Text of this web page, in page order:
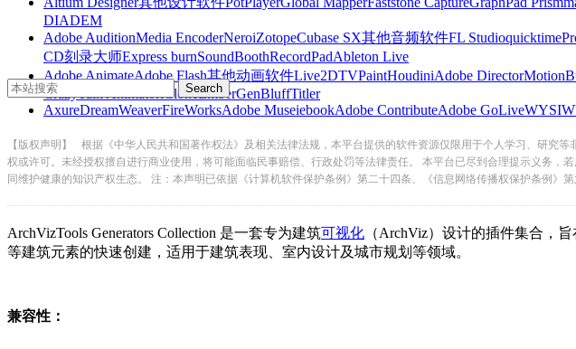
DIADEM
Adobe AuditionMedia EncoderNeroiZotopeCubase SX其他音频软件FL Studioquicktime
CD刻录大师Express burnSoundBoothRecordPadAbleton Live
Adobe AnimateAdobe Flash其他动画软件Live2DTVPaintHoudiniAdobe Director
CrazyTalk AnimatoriCloneEmberGenBluffTitler
AxureDreamWeaverFireWorksAdobe MuseiebookAdobe ContributeAdobe GoLive
【版权声明】
根据《中华人民共和国著作权法》及相关法律法规，本平台提供的软件资源仅限用于个人学习、研究
权或许可。未经授权擅自进行商业使用，将可能面临民事赔偿、行政处罚等法律责任。 本平台已尽到合理提示义务
同维护健康的知识产权生态。 注：本声明已依据《计算机软件保护条例》第二十四条、《信息网络传播权保护条例》
ArchVizTools Generators Collection 是一套专为建筑可视化 （ArchViz）设计的插件集合，
等建筑元素的快速创建，适用于建筑表现、室内设计及城市规划等领域。
兼容性：